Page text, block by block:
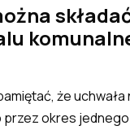
że
okres